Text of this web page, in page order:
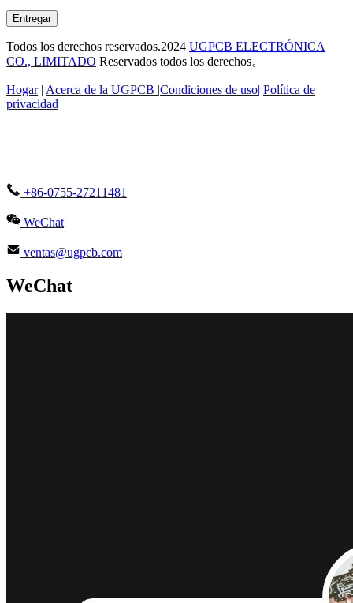
Entregar
Todos los derechos reservados.2024 UGPCB ELECTRÓNICA
CO., LIMITADO Reservados todos los derechos。
Hogar | Acerca de la UGPCB |Condiciones de uso| Política de
privacidad
+86-0755-27211481
WeChat
ventas@ugpcb.com
WeChat